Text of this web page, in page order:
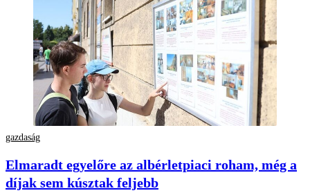
gazdaság
Elmaradt egyelőre az albérletpiaci roham, még a
díjak sem kúsztak feljebb